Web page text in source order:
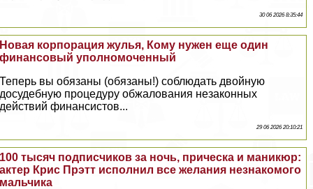
30 06 2026 8:35:44
Новая корпорация жулья, Кому нужен еще один
финансовый уполномоченный
Теперь вы обязаны (обязаны!) соблюдать двойную
досудебную процедуру обжалования незаконных
действий финансистов...
29 06 2026 20:10:21
100 тысяч подписчиков за ночь, прическа и маникюр:
актер Крис Прэтт исполнил все желания незнакомого
мальчика